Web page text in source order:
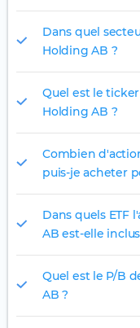
Dans quel
Holding AB ?
Quel est le
Holding AB ?
Combien
puis-je acheter
Dans quels ETF
AB est-elle
Quel est le P/B
AB ?